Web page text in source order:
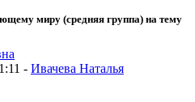
миру (средняя группа) на тему
- Ивачева Наталья